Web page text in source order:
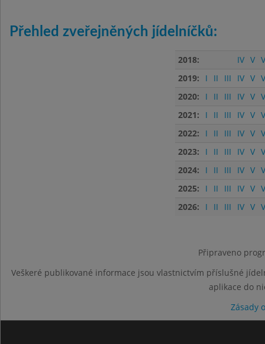
Přehled zveřejněných jídelníčků:
2018: IV V
2019:
I II III IV V
2020:
I II III IV V
2021:
I II III IV V
2022:
I II III IV V
2023:
I II III IV V
2024:
I II III IV V
2025:
I II III IV V
2026:
I II III IV V
Připraveno
Veškeré publikované informace jsou vlastnictvím příslušné
aplikace do
Zásady